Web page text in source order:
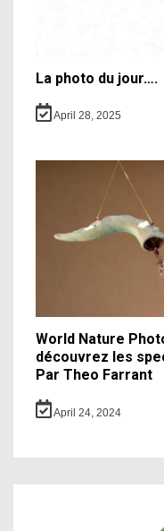
La photo du jour….
April 28, 2025
World Nature
découvrez les
Par Theo Farrant
April 24, 2024